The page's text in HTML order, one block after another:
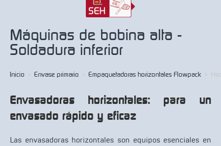
Máquinas de bobina alta -
Soldadura inferior
Inicio > Envase primario > Empaquetadoras horizontales Flowpack >
Envasadoras horizontales: para un
envasado rápido y eficaz
Las envasadoras horizontales son equipos esenciales en